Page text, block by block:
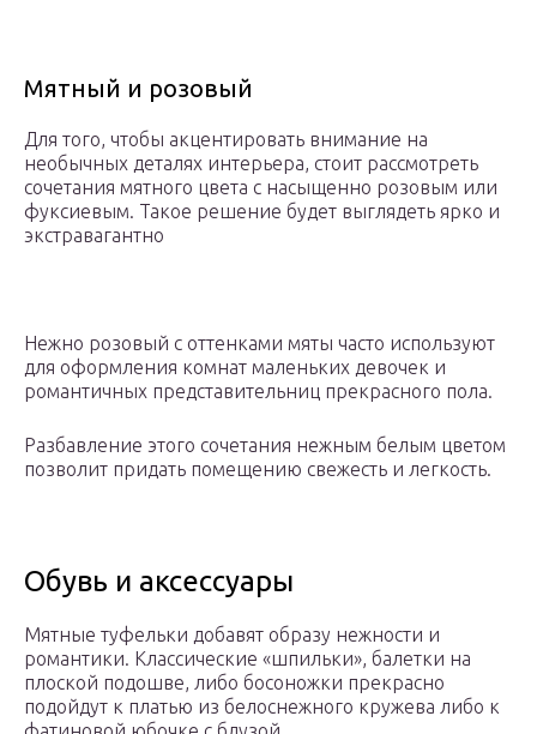
Мятный и розовый
Для того, чтобы акцентировать внимание на
необычных деталях интерьера, стоит рассмотреть
сочетания мятного цвета с насыщенно розовым или
фуксиевым. Такое решение будет выглядеть ярко и
экстравагантно
Нежно розовый с оттенками мяты часто используют
для оформления комнат маленьких девочек и
романтичных представительниц прекрасного пола.
Разбавление этого сочетания нежным белым цветом
позволит придать помещению свежесть и легкость.
Обувь и аксессуары
Мятные туфельки добавят образу нежности и
романтики. Классические «шпильки», балетки на
плоской подошве, либо босоножки прекрасно
подойдут к платью из белоснежного кружева либо к